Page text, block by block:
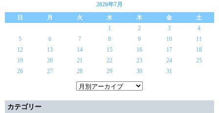
2026年7月
日
月 火 水 木 金
土
1
2 3
4
5
6 7 8 9 10
11
12
13 14 15 16 17
18
19
20 21 22 23 24
25
26
27 28 29 30 31
カテゴリー